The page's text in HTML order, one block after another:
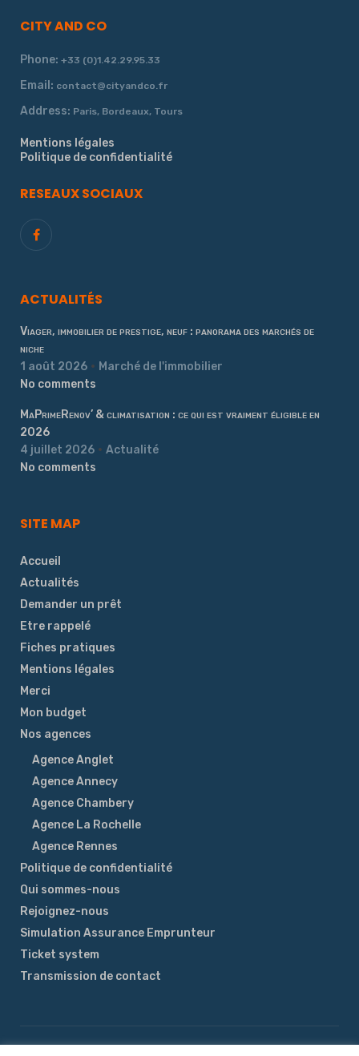
CITY AND CO
Phone: +33 (0)1.42.29.95.33
Email: contact@cityandco.fr
Address: Paris, Bordeaux, Tours
Mentions légales
Politique de confidentialité
RESEAUX SOCIAUX
ACTUALITÉS
Viager, immobilier de prestige, neuf : panorama des marchés de
niche
1 août 2026
Marché de l'immobilier
No comments
MaPrimeRenov’ & climatisation : ce qui est vraiment éligible en
2026
4 juillet 2026
Actualité
No comments
SITE MAP
Accueil
Actualités
Demander un prêt
Etre rappelé
Fiches pratiques
Mentions légales
Merci
Mon budget
Nos agences
Agence Anglet
Agence Annecy
Agence Chambery
Agence La Rochelle
Agence Rennes
Politique de confidentialité
Qui sommes-nous
Rejoignez-nous
Simulation Assurance Emprunteur
Ticket system
Transmission de contact